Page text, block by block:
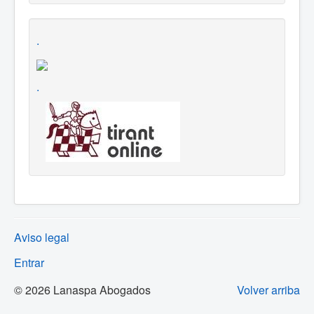
.
.
Aviso legal
Entrar
Volver arriba
© 2026 Lanaspa Abogados